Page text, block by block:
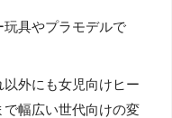
具やプラモデルで
外にも女児向けヒー
幅広い世代向けの変